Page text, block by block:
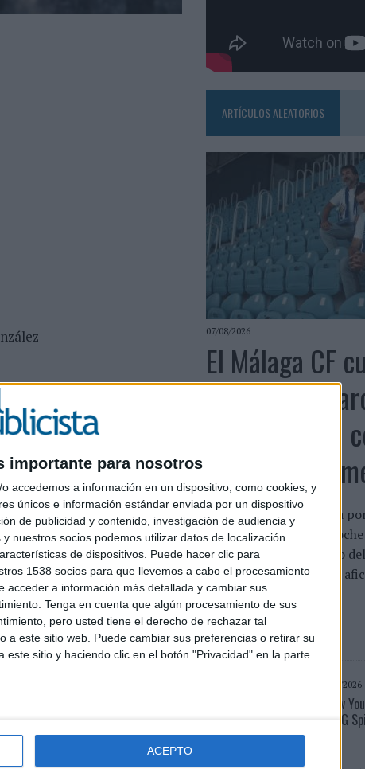
importante para nosotros
accedemos a información en un dispositivo, como cookies, y
únicos e información estándar enviada por un dispositivo
de publicidad y contenido, investigación de audiencia y
nuestros socios podemos utilizar datos de localización
de dispositivos. Puede hacer clic para
1538 socios para que llevemos a cabo el procesamiento
a información más detallada y cambiar sus
Tenga en cuenta que algún procesamiento de sus
pero usted tiene el derecho de rechazar tal
a este sitio web. Puede cambiar sus preferencias o retirar su
sitio y haciendo clic en el botón "Privacidad" en la parte
ACEPTO
ARTÍCULOS ALEATORIOS
07/08/2026
El Málaga CF
trilogía de
campaña que
regreso a
La pieza, protagonizada
Salva Reina, pone el
iniciada tras el descenso
reivindica el papel de la
LEER MÁS
07/08/2026
‘Show
de MG